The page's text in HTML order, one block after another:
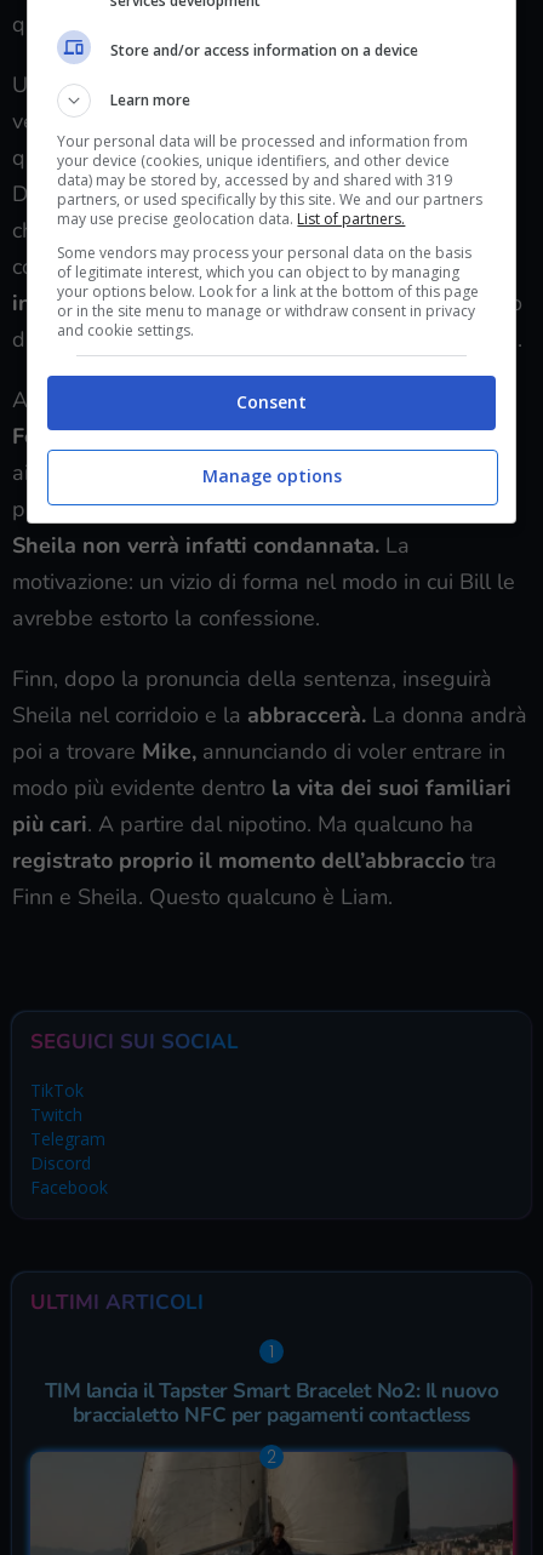
quando lottava per avere su di sé l’amore di Ridge.
Un altro
vedrà un avvicinamento tra
questa dinamica inizia in un momento molto teso
Da una parte infatti vedremo Brooke, Eric e Deacon
che si scambiano quello che ricordano del
comportamento orribile di Sheila mentre la donna è
in tribunalee attende di sapere se passerà o meno
diversi anni della propria vita futura dietro le sbarre.
A presenziare all’udienza anche
Forrester,insieme a Liam che a sua volta si troverà
ai ferri corti con Finn. Ma arriva qui forse l’elemento
piùsconvolgentedi queste puntate di Beautiful:
Sheila non verrà infatti condannata. La
motivazione: un vizio di forma nel modo in cui Bill le
avrebbe estorto la confessione.
Finn, dopo la pronuncia della sentenza, inseguirà
Sheila nel corridoio e la abbraccerà. La donna andrà
poi a trovare Mike, annunciando di voler entrare in
modo più evidente dentro la vita dei suoi familiari
più cari. A partire dal nipotino. Ma qualcuno ha
registrato proprio il momento dell’abbraccio tra
Finn e Sheila. Questo qualcuno è Liam.
SEGUICI SUI SOCIAL
TikTok
Twitch
Telegram
Discord
Facebook
ULTIMI ARTICOLI
TIM lancia il Tapster Smart Bracelet No2: Il nuovo
braccialetto NFC per pagamenti contactless
Store and/or access information on a device
Learn more
Your personal data will be processed and information from
your device (cookies, unique identifiers, and other device
data) may be stored by, accessed by and shared with 319
partners, or used specifically by this site. We and our partners
may use precise geolocation data. List of partners.
Some vendors may process your personal data on the basis
of legitimate interest, which you can object to by managing
your options below. Look for a link at the bottom of this page
or in the site menu to manage or withdraw consent in privacy
and cookie settings.
Consent
Manage options